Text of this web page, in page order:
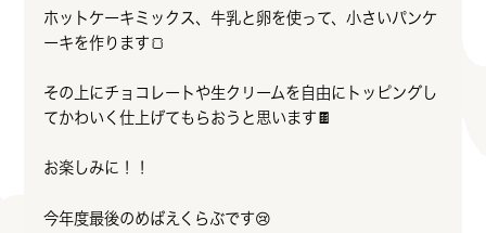
ホットケーキミックス、牛乳と卵を使って、小さいパンケ
ーキを作ります🍞
その上にチョコレートや生クリームを自由にトッピングし
てかわいく仕上げてもらおうと思います🍫
お楽しみに！！
今年度最後のめばえくらぶです😢